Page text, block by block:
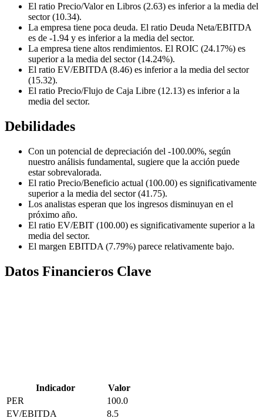
El ratio Precio/Valor en Libros (2.63) es inferior a la media del
sector (10.34).
La empresa tiene poca deuda. El ratio Deuda Neta/EBITDA
es de -1.94 y es inferior a la media del sector.
La empresa tiene altos rendimientos. El ROIC (24.17%) es
superior a la media del sector (14.24%).
El ratio EV/EBITDA (8.46) es inferior a la media del sector
(15.32).
El ratio Precio/Flujo de Caja Libre (12.13) es inferior a la
media del sector.
Debilidades
Con un potencial de depreciación del -100.00%, según
nuestro análisis fundamental, sugiere que la acción puede
estar sobrevalorada.
El ratio Precio/Beneficio actual (100.00) es significativamente
superior a la media del sector (41.75).
Los analistas esperan que los ingresos disminuyan en el
próximo año.
El ratio EV/EBIT (100.00) es significativamente superior a la
media del sector.
El margen EBITDA (7.79%) parece relativamente bajo.
Datos Financieros Clave
Indicador
Valor
PER
100.0
EV/EBITDA
8.5